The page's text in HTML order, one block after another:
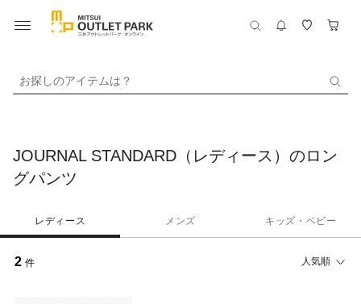
お探しのアイテムは？
JOURNAL STANDARD（レディース）のロン
グパンツ
レディース メンズ キッズ・ベビー
2 件 人気順